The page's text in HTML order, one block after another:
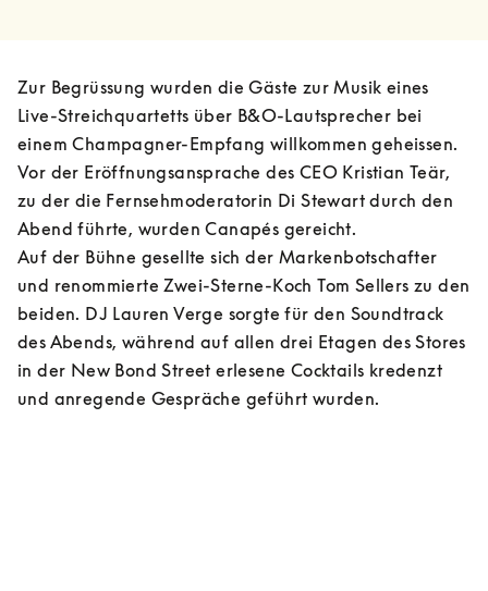
Zur Begrüssung wurden die Gäste zur Musik eines
Live-Streichquartetts über B&O-Lautsprecher bei
einem Champagner-Empfang willkommen geheissen.
Vor der Eröffnungsansprache des CEO Kristian Teär,
zu der die Fernsehmoderatorin Di Stewart durch den
Abend führte, wurden Canapés gereicht.
Auf der Bühne gesellte sich der Markenbotschafter
und renommierte Zwei-Sterne-Koch Tom Sellers zu den
beiden. DJ Lauren Verge sorgte für den Soundtrack
des Abends, während auf allen drei Etagen des Stores
in der New Bond Street erlesene Cocktails kredenzt
und anregende Gespräche geführt wurden.